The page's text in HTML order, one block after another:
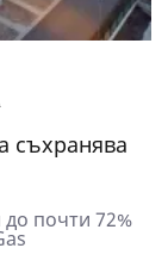
съхранява
почти 72%